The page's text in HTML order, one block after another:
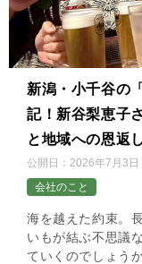
新潟・小千谷の
記！新谷梨恵子
と地域への恩返し
公開日： 2026年7月3日
会社のこと
海を越えた約束。
いもが結ぶ不思議
ていくのでしょう